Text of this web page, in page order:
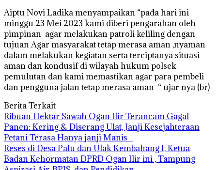
Aiptu Novi Ladika menyampaikan “pada hari ini
minggu 23 Mei 2023 kami diberi pengarahan oleh
pimpinan agar melakukan patroli keliling dengan
tujuan Agar masyarakat tetap merasa aman ,nyaman
dalam melakukan kegiatan serta terciptanya situasi
aman dan kondusif di wilayah hukum polsek
pemulutan dan kami memastikan agar para pembeli
dan pengguna jalan tetap merasa aman “ ujar nya (br)
Berita Terkait
Ribuan Hektar Sawah Ogan Ilir Terancam Gagal
Panen: Kering & Diserang Ulat, Janji Kesejahteraan
Petani Terasa Hanya janji Manis
Reses di Desa Palu dan Ulak Kembahang I, Ketua
Badan Kehormatan DPRD Ogan Ilir ini , Tampung